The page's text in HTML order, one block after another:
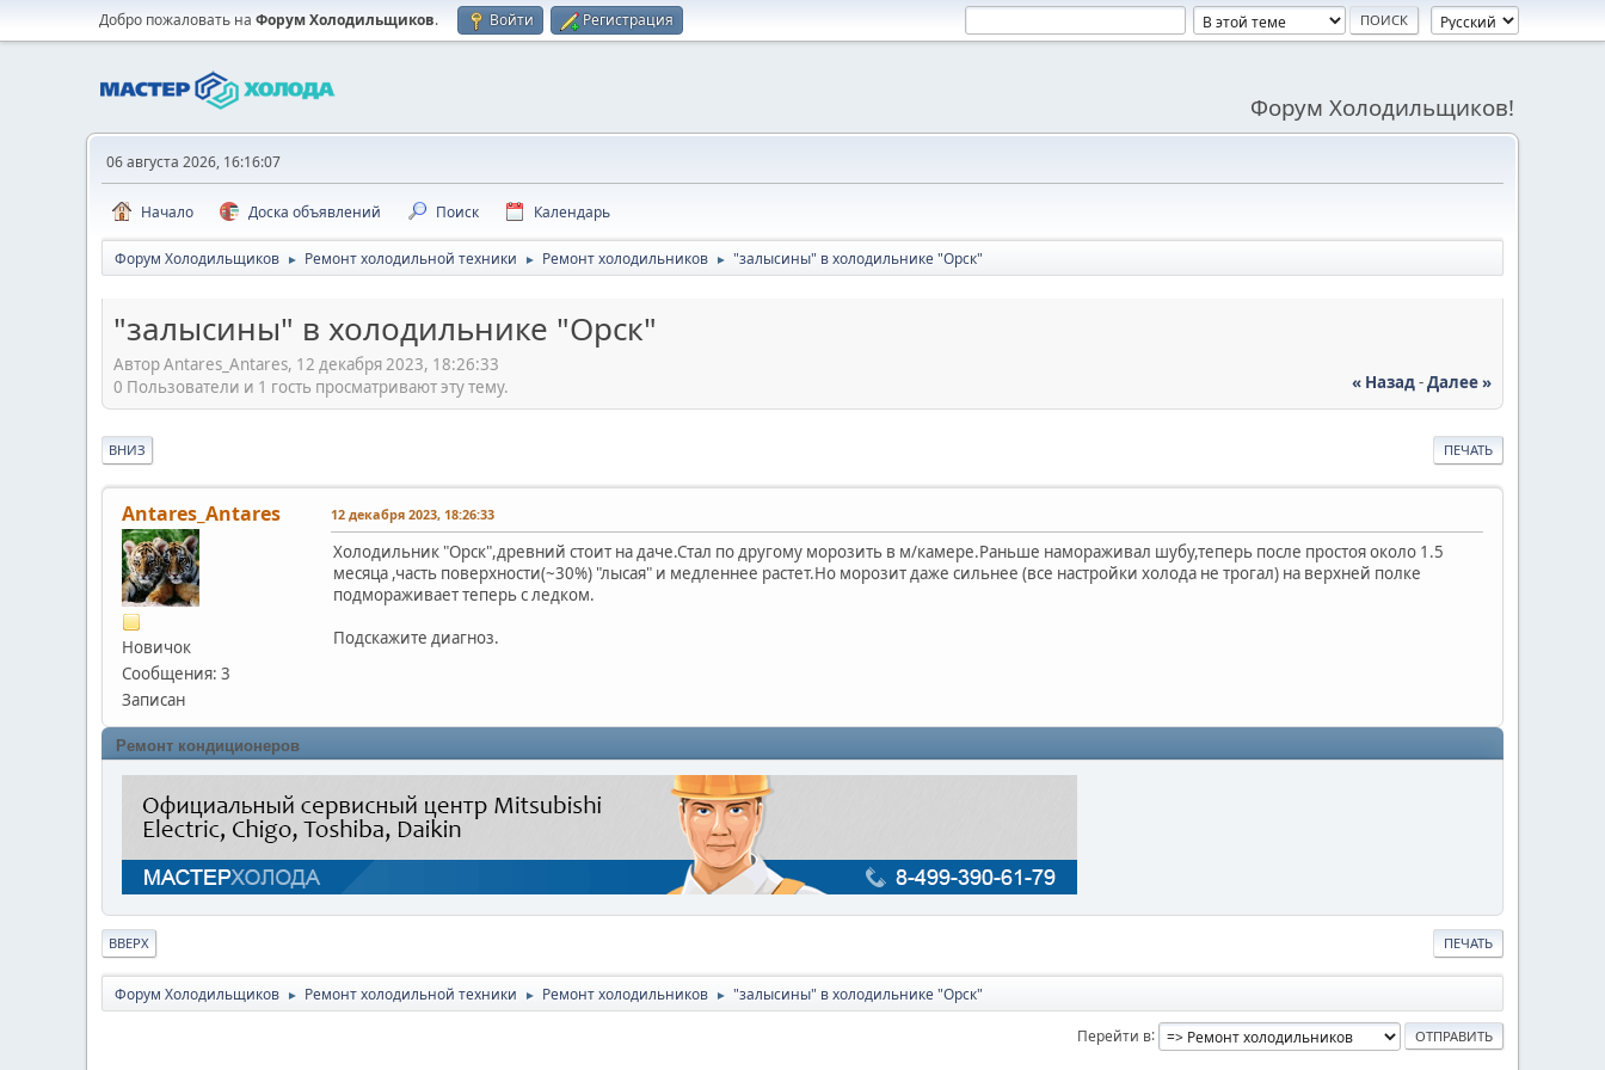
Добро пожаловать на Форум Холодильщиков. Войти Регистрация
Форум Холодильщиков!
06 августа 2026, 16:16:07
Начало Доска объявлений Поиск Календарь
Форум Холодильщиков ► Ремонт холодильной техники ► Ремонт холодильников ► "залысины" в холодильнике "Орск"
"залысины" в холодильнике "Орск"
Автор Antares_Antares, 12 декабря 2023, 18:26:33
« Назад-Далее »
0 Пользователи и 1 гость просматривают эту тему.
ПЕЧАТЬ
ВНИЗ
Antares_Antares
Новичок
Сообщения: 3
Записан
12 декабря 2023, 18:26:33
Холодильник "Орск",древний стоит на даче.Стал по другому морозить в м/камере.Раньше намораживал шубу,теперь после простоя около 1.5
месяца ,часть поверхности(~30%) "лысая" и медленнее растет.Но морозит даже сильнее (все настройки холода не трогал) на верхней полке
подмораживает теперь с ледком.
Подскажите диагноз.
Ремонт кондиционеров
ПЕЧАТЬ
ВВЕРХ
Форум Холодильщиков ► Ремонт холодильной техники ► Ремонт холодильников ► "залысины" в холодильнике "Орск"
Перейти в